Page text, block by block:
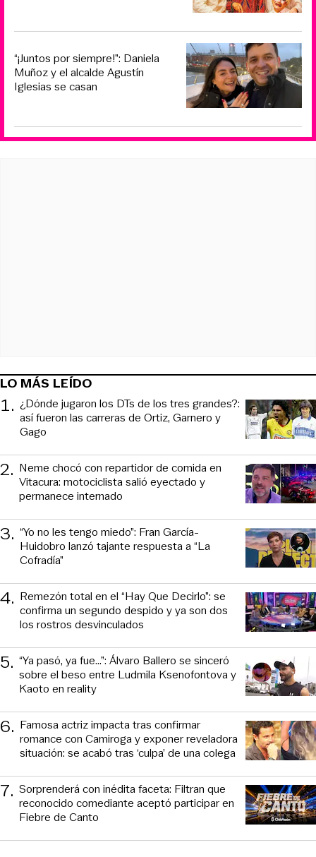
“¡Juntos por siempre!”: Daniela
Muñoz y el alcalde Agustín
Iglesias se casan
LO MÁS LEÍDO
1. ¿Dónde jugaron los DTs de los tres grandes?:
así fueron las carreras de Ortiz, Garnero y
Gago
2. Neme chocó con repartidor de comida en
Vitacura: motociclista salió eyectado y
permanece internado
3. “Yo no les tengo miedo”: Fran García-
Huidobro lanzó tajante respuesta a “La
Cofradía”
4. Remezón total en el “Hay Que Decirlo”: se
confirma un segundo despido y ya son dos
los rostros desvinculados
5. “Ya pasó, ya fue...”: Álvaro Ballero se sinceró
sobre el beso entre Ludmila Ksenofontova y
Kaoto en reality
6. Famosa actriz impacta tras confirmar
romance con Camiroga y exponer reveladora
situación: se acabó tras ‘culpa’ de una colega
7. Sorprenderá con inédita faceta: Filtran que
reconocido comediante aceptó participar en
Fiebre de Canto